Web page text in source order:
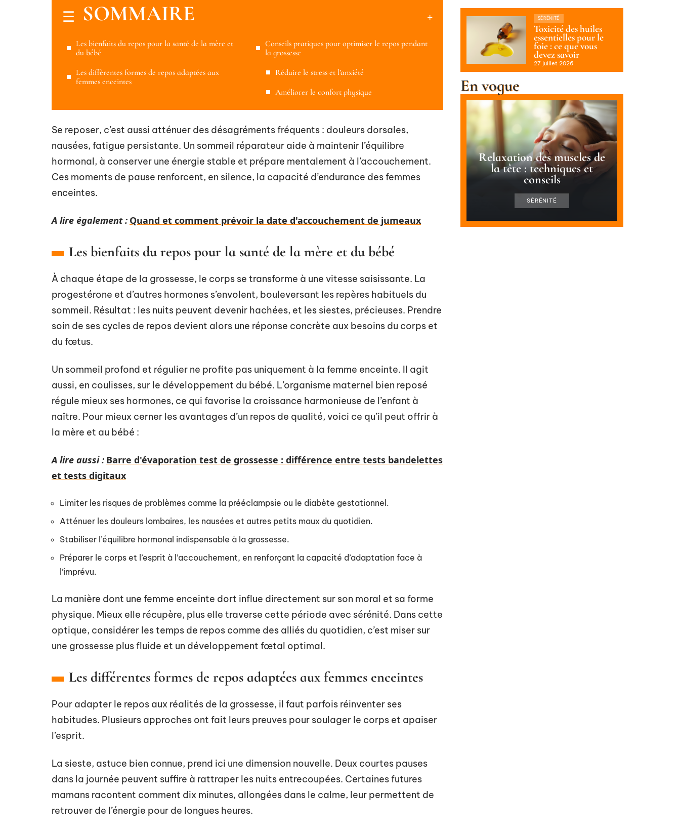
SOMMAIRE
Les bienfaits du repos pour la santé de la mère et
du bébé
Les différentes formes de repos adaptées aux
femmes enceintes
Conseils pratiques pour optimiser le repos pendant
la grossesse
Réduire le stress et l’anxiété
Améliorer le confort physique
Se reposer, c’est aussi atténuer des désagréments fréquents : douleurs dorsales,
nausées, fatigue persistante. Un sommeil réparateur aide à maintenir l’équilibre
hormonal, à conserver une énergie stable et prépare mentalement à l’accouchement.
Ces moments de pause renforcent, en silence, la capacité d’endurance des femmes
enceintes.
A lire également : Quand et comment prévoir la date d'accouchement de jumeaux
Les bienfaits du repos pour la santé de la mère et du bébé
À chaque étape de la grossesse, le corps se transforme à une vitesse saisissante. La
progestérone et d’autres hormones s’envolent, bouleversant les repères habituels du
sommeil. Résultat : les nuits peuvent devenir hachées, et les siestes, précieuses. Prendre
soin de ses cycles de repos devient alors une réponse concrète aux besoins du corps et
du fœtus.
Un sommeil profond et régulier ne profite pas uniquement à la femme enceinte. Il agit
aussi, en coulisses, sur le développement du bébé. L’organisme maternel bien reposé
régule mieux ses hormones, ce qui favorise la croissance harmonieuse de l’enfant à
naître. Pour mieux cerner les avantages d’un repos de qualité, voici ce qu’il peut offrir à
la mère et au bébé :
A lire aussi : Barre d'évaporation test de grossesse : différence entre tests bandelettes
et tests digitaux
Limiter les risques de problèmes comme la prééclampsie ou le diabète gestationnel.
Atténuer les douleurs lombaires, les nausées et autres petits maux du quotidien.
Stabiliser l’équilibre hormonal indispensable à la grossesse.
Préparer le corps et l’esprit à l’accouchement, en renforçant la capacité d’adaptation face à
l’imprévu.
La manière dont une femme enceinte dort influe directement sur son moral et sa forme
physique. Mieux elle récupère, plus elle traverse cette période avec sérénité. Dans cette
optique, considérer les temps de repos comme des alliés du quotidien, c’est miser sur
une grossesse plus fluide et un développement fœtal optimal.
Les différentes formes de repos adaptées aux femmes enceintes
Pour adapter le repos aux réalités de la grossesse, il faut parfois réinventer ses
habitudes. Plusieurs approches ont fait leurs preuves pour soulager le corps et apaiser
l’esprit.
La sieste, astuce bien connue, prend ici une dimension nouvelle. Deux courtes pauses
dans la journée peuvent suffire à rattraper les nuits entrecoupées. Certaines futures
mamans racontent comment dix minutes, allongées dans le calme, leur permettent de
retrouver de l’énergie pour de longues heures.
SÉRÉNITÉ
Toxicité des huiles
essentielles pour le
foie : ce que vous
devez savoir
27 juillet 2026
En vogue
Relaxation des muscles de
la tête : techniques et
conseils
SÉRÉNITÉ